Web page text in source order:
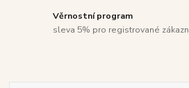
Věrnostní program
sleva 5% pro registrované